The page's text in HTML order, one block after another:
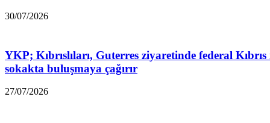
30/07/2026
YKP; Kıbrıslıları, Guterres ziyaretinde federal
sokakta buluşmaya çağırır
27/07/2026